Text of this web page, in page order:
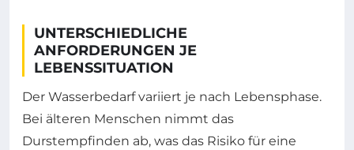
UNTERSCHIEDLICHE
ANFORDERUNGEN JE
LEBENSSITUATION
Der Wasserbedarf variiert je nach Lebensphase.
Bei älteren Menschen nimmt das
Durstempfinden ab, was das Risiko für eine